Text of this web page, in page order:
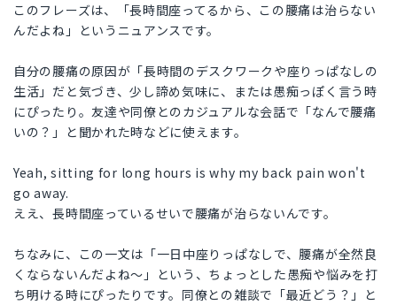
このフレーズは、「長時間座ってるから、この腰痛は治らない
んだよね」というニュアンスです。
自分の腰痛の原因が「長時間のデスクワークや座りっぱなしの
生活」だと気づき、少し諦め気味に、または愚痴っぽく言う時
にぴったり。友達や同僚とのカジュアルな会話で「なんで腰痛
いの？」と聞かれた時などに使えます。
Yeah, sitting for long hours is why my back pain won't
go away.
ええ、長時間座っているせいで腰痛が治らないんです。
ちなみに、この一文は「一日中座りっぱなしで、腰痛が全然良
くならないんだよね〜」という、ちょっとした愚痴や悩みを打
ち明ける時にぴったりです。同僚との雑談で「最近どう？」と